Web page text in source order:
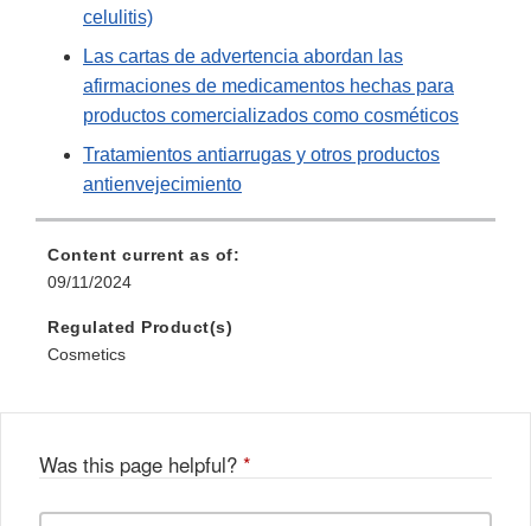
celulitis)
Las cartas de advertencia abordan las
afirmaciones de medicamentos hechas para
productos comercializados como cosméticos
Tratamientos antiarrugas y otros productos
antienvejecimiento
Content current as of:
09/11/2024
Regulated Product(s)
Cosmetics
Was this page helpful? *